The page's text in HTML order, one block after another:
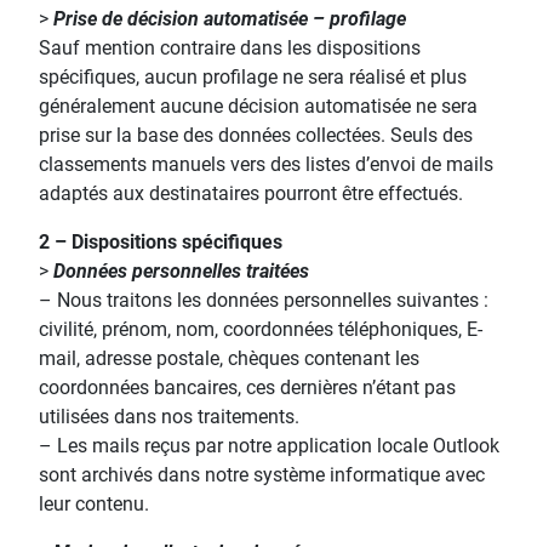
> Prise de décision automatisée – profilage
Sauf mention contraire dans les dispositions
spécifiques, aucun profilage ne sera réalisé et plus
généralement aucune décision automatisée ne sera
prise sur la base des données collectées. Seuls des
classements manuels vers des listes d’envoi de mails
adaptés aux destinataires pourront être effectués.
2 – Dispositions spécifiques
> Données personnelles traitées
– Nous traitons les données personnelles suivantes :
civilité, prénom, nom, coordonnées téléphoniques, E-
mail, adresse postale, chèques contenant les
coordonnées bancaires, ces dernières n’étant pas
utilisées dans nos traitements.
– Les mails reçus par notre application locale Outlook
sont archivés dans notre système informatique avec
leur contenu.